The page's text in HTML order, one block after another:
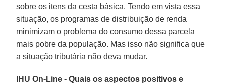
sobre os itens da cesta básica. Tendo em vista essa
situação, os programas de distribuição de renda
minimizam o problema do consumo dessa parcela
mais pobre da população. Mas isso não significa que
a situação tributária não deva mudar.
IHU On-Line - Quais os aspectos positivos e